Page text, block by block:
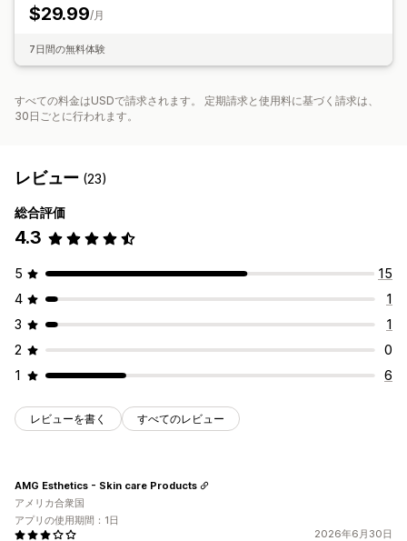
アメリカ合衆国
分析$29.99/月
7日間の無料体験
すべての料金はUSDで請求されます。 定期請求と使用料に基づく請求は、
30日ごとに行われます。
レビュー (23)
総合評価
4.3
5
15
4
1
3
1
2
0
1
6
レビューを書く すべてのレビュー
2026年6月30日
AMG Esthetics - Skin care Products
アメリカ合衆国
アプリの使用期間：1日